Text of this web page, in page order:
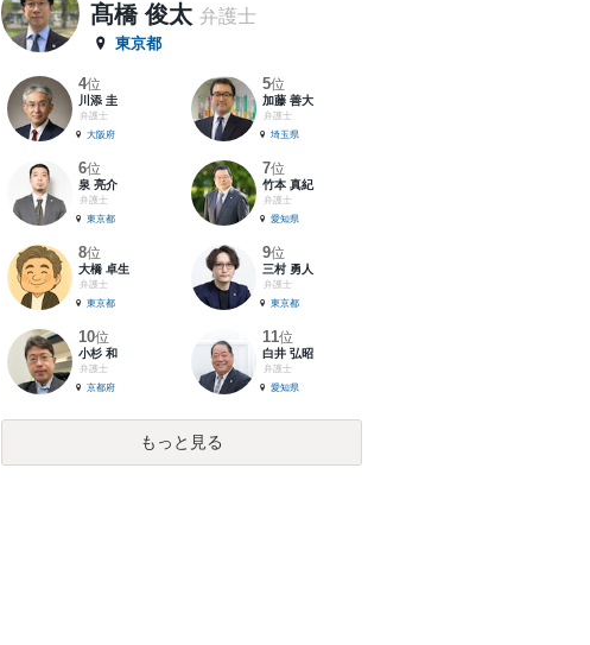
髙橋 俊太 弁護士
東京都
4位
川添 圭
弁護士
大阪府
5位
加藤 善大
弁護士
埼玉県
6位
泉 亮介
弁護士
東京都
7位
竹本 真紀
弁護士
愛知県
8位
大橋 卓生
弁護士
東京都
9位
三村 勇人
弁護士
東京都
10位
小杉 和
弁護士
京都府
11位
白井 弘昭
弁護士
愛知県
もっと見る